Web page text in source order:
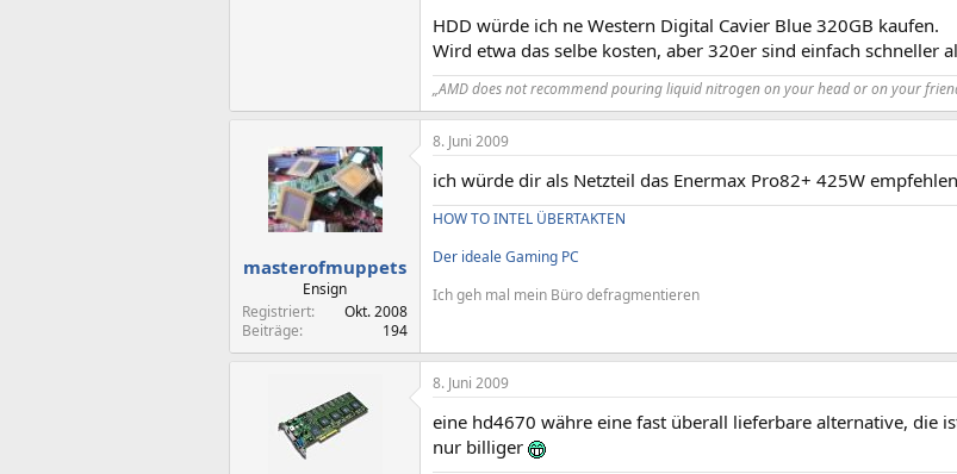
HDD würde ich ne Western Digital Cavier Blue 320GB kaufen.
Wird etwa das selbe kosten, aber 320er sind einfach schneller
„AMD does not recommend pouring liquid nitrogen on your head or on your
masterofmuppets
Ensign
Registriert
Okt. 2008
Beiträge
194
8. Juni 2009
ich würde dir als Netzteil das Enermax Pro82+ 425W
HOW TO INTEL ÜBERTAKTEN
Der ideale Gaming PC
Ich geh mal mein Büro defragmentieren
8. Juni 2009
eine hd4670 währe eine fast überall lieferbare alternative, die
nur billiger